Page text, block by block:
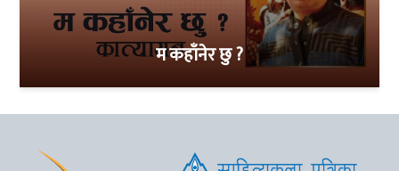
म कहाँनेर छु ?